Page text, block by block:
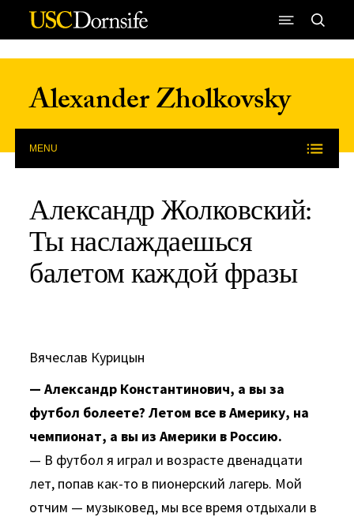
Skip to Content
Alexander Zholkovsky
MENU
Александр Жолковский:
Ты наслаждаешься
балетом каждой фразы
Вячеслав Курицын
— Александр Константинович, а вы за
футбол болеете? Летом все в Америку, на
чемпионат, а вы из Америки в Россию.
— В футбол я играл и возрасте двенадцати
лет, попав как-то в пионерский лагерь. Мой
отчим — музыковед, мы все время отдыхали в